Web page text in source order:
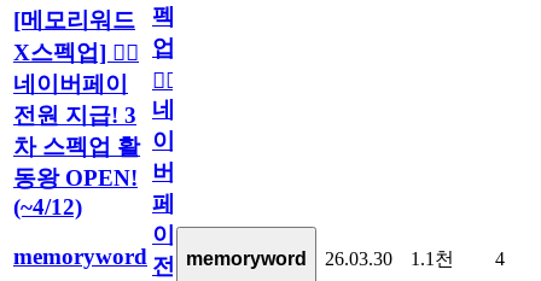
[메모리워드
X스펙업] 🏃‍♀️
네이버페이
전원 지급! 3
차 스펙업 활
동왕 OPEN!
(~4/12)
memoryword
펙
업]
🏃‍♀️
네
이
버
페
이
전
memoryword 26.03.30 1.1천 4